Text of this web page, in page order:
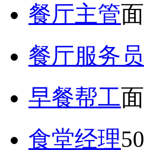
餐厅主管
餐厅服务员
早餐帮工
食堂经理